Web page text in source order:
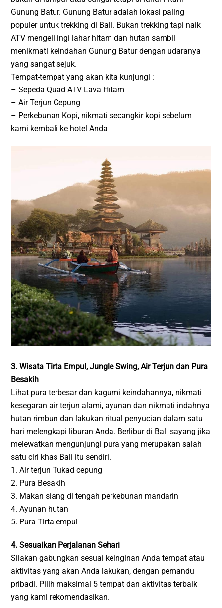
Gunung Batur. Gunung Batur adalah lokasi paling
populer untuk trekking di Bali. Bukan trekking tapi naik
ATV mengelilingi lahar hitam dan hutan sambil
menikmati keindahan Gunung Batur dengan udaranya
yang sangat sejuk.
Tempat-tempat yang akan kita kunjungi :
– Sepeda Quad ATV Lava Hitam
– Air Terjun Cepung
– Perkebunan Kopi, nikmati secangkir kopi sebelum
kami kembali ke hotel Anda
3. Wisata Tirta Empul, Jungle Swing, Air Terjun dan Pura
Besakih
Lihat pura terbesar dan kagumi keindahannya, nikmati
kesegaran air terjun alami, ayunan dan nikmati indahnya
hutan rimbun dan lakukan ritual penyucian dalam satu
hari melengkapi liburan Anda. Berlibur di Bali sayang jika
melewatkan mengunjungi pura yang merupakan salah
satu ciri khas Bali itu sendiri.
1. Air terjun Tukad cepung
2. Pura Besakih
3. Makan siang di tengah perkebunan mandarin
4. Ayunan hutan
5. Pura Tirta empul
4. Sesuaikan Perjalanan Sehari
Silakan gabungkan sesuai keinginan Anda tempat atau
aktivitas yang akan Anda lakukan, dengan pemandu
pribadi. Pilih maksimal 5 tempat dan aktivitas terbaik
yang kami rekomendasikan.